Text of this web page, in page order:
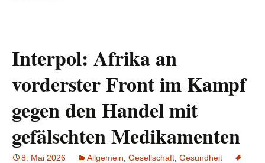
Interpol: Afrika an
vorderster Front im Kampf
gegen den Handel mit
gefälschten Medikamenten
8. Mai 2026 Allgemein Gesellschaft Gesundheit